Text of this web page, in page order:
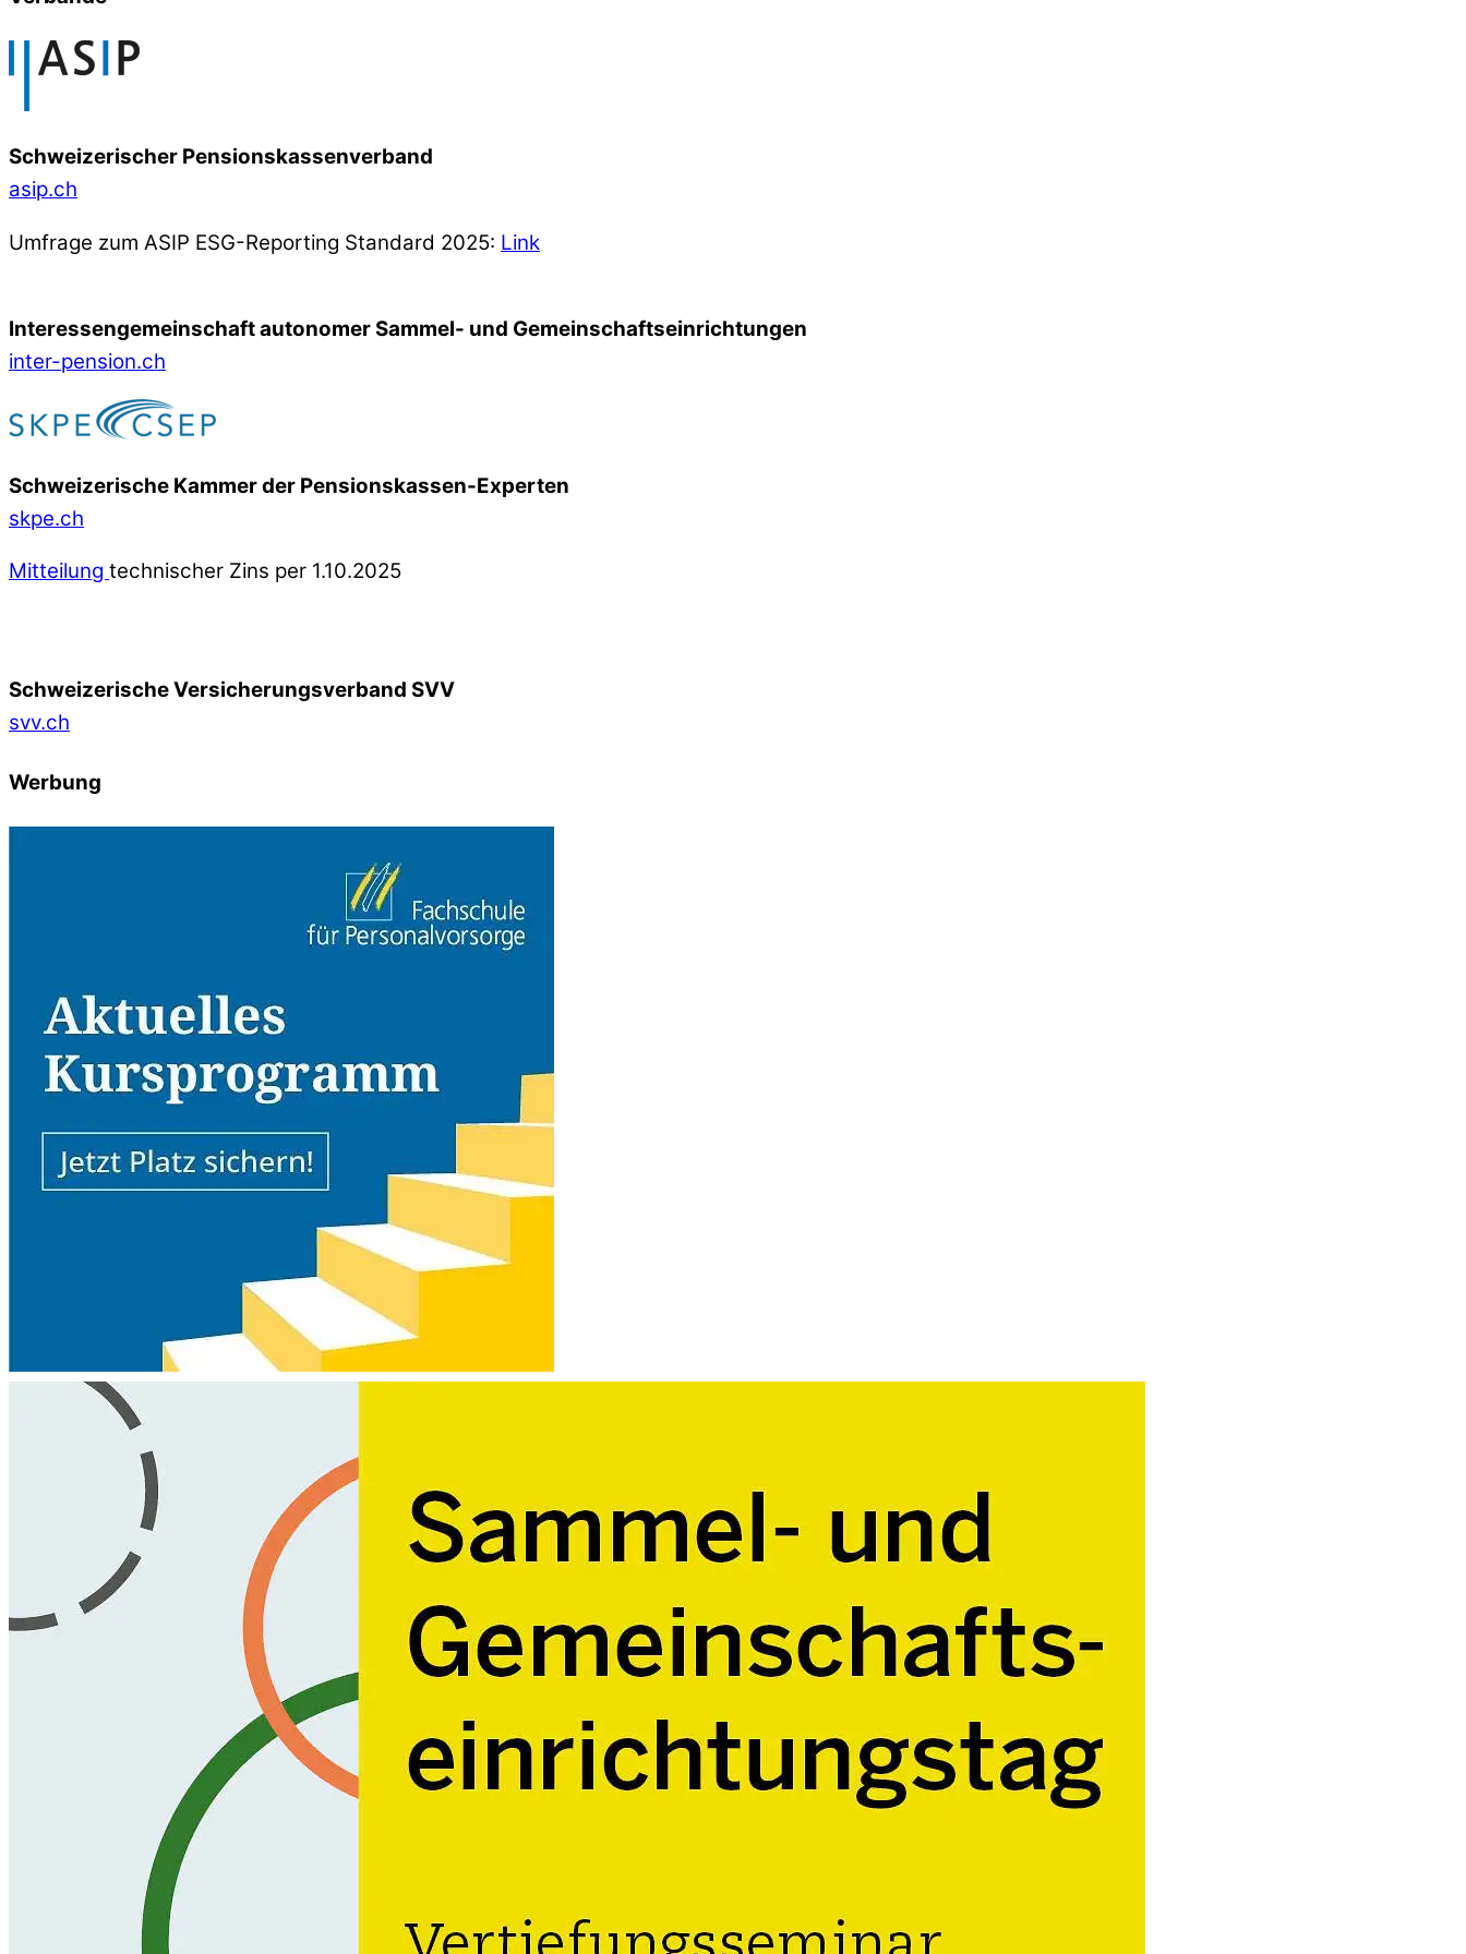
Schweizerischer Pensionskassenverband
asip.ch
Umfrage zum ASIP ESG-Reporting Standard 2025: Link
Interessengemeinschaft autonomer Sammel- und Gemeinschafts­einrichtungen
inter-pension.ch
Schweizerische Kammer der Pensionskassen-Experten
skpe.ch
Mitteilung technischer Zins per 1.10.2025
Schweizerische Versicherungsverband SVV
svv.ch
Werbung